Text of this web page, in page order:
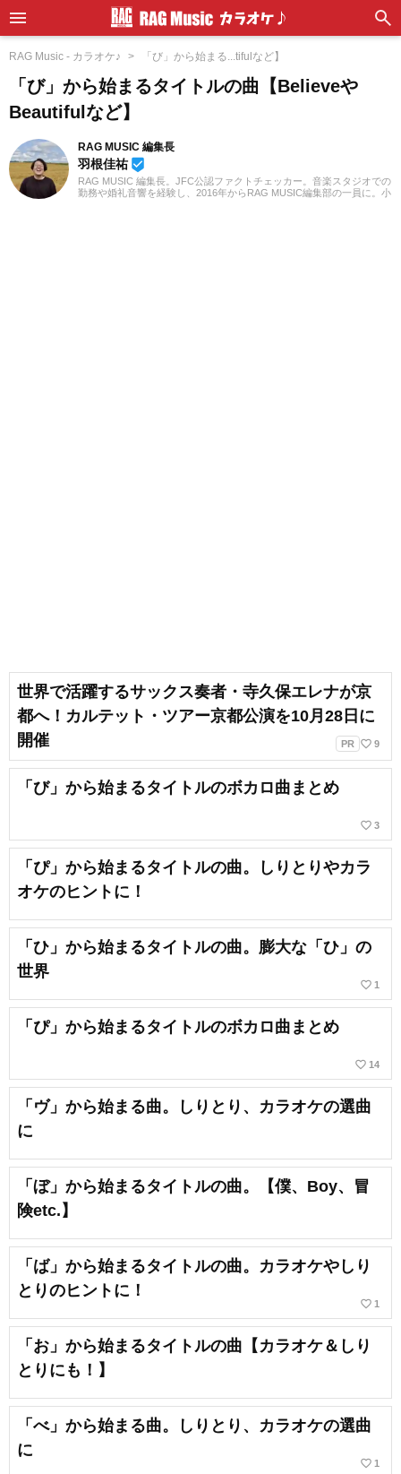
RAG Music - カラオケ♪ 「び」から始まる...tifulなど】
「び」から始まるタイトルの曲【Believeや
Beautifulなど】
RAG MUSIC 編集長
羽根佳祐 beenhere
RAG MUSIC 編集長。JFC公認ファクトチェッカー。音楽スタジオでの
勤務や婚礼音響を経験し、2016年からRAG MUSIC編集部の一員に。小
世界で活躍するサックス奏者・寺久保エレナが京
都へ！カルテット・ツアー京都公演を10月28日に
開催
PR favorite_border 9
「び」から始まるタイトルのボカロ曲まとめ
favorite_border 3
「ぴ」から始まるタイトルの曲。しりとりやカラ
オケのヒントに！
「ひ」から始まるタイトルの曲。膨大な「ひ」の
世界
favorite_border 1
「ぴ」から始まるタイトルのボカロ曲まとめ
favorite_border 14
「ヴ」から始まる曲。しりとり、カラオケの選曲
に
「ぼ」から始まるタイトルの曲。【僕、Boy、冒
険etc.】
「ば」から始まるタイトルの曲。カラオケやしり
とりのヒントに！
favorite_border 1
「お」から始まるタイトルの曲【カラオケ＆しり
とりにも！】
「べ」から始まる曲。しりとり、カラオケの選曲
に
favorite_border 1